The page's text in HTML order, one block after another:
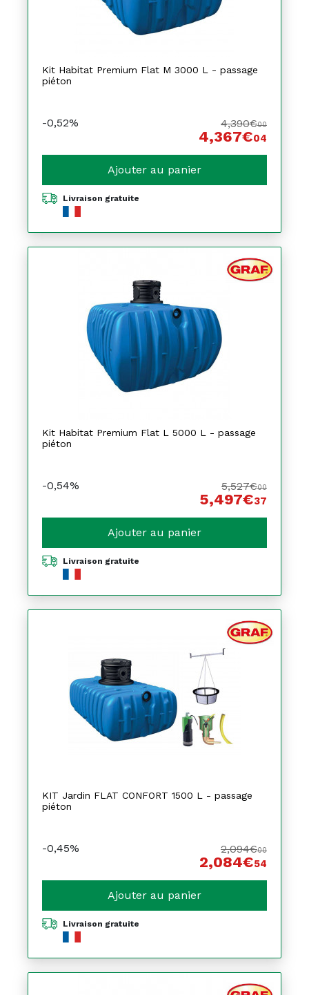
Kit Habitat Premium Flat M 3000 L - passage
piéton
-0,52% 4,390€00
4,367€04
Ajouter au panier
Livraison gratuite
Kit Habitat Premium Flat L 5000 L - passage
piéton
-0,54% 5,527€00
5,497€37
Ajouter au panier
Livraison gratuite
KIT Jardin FLAT CONFORT 1500 L - passage
piéton
-0,45% 2,094€00
2,084€54
Ajouter au panier
Livraison gratuite